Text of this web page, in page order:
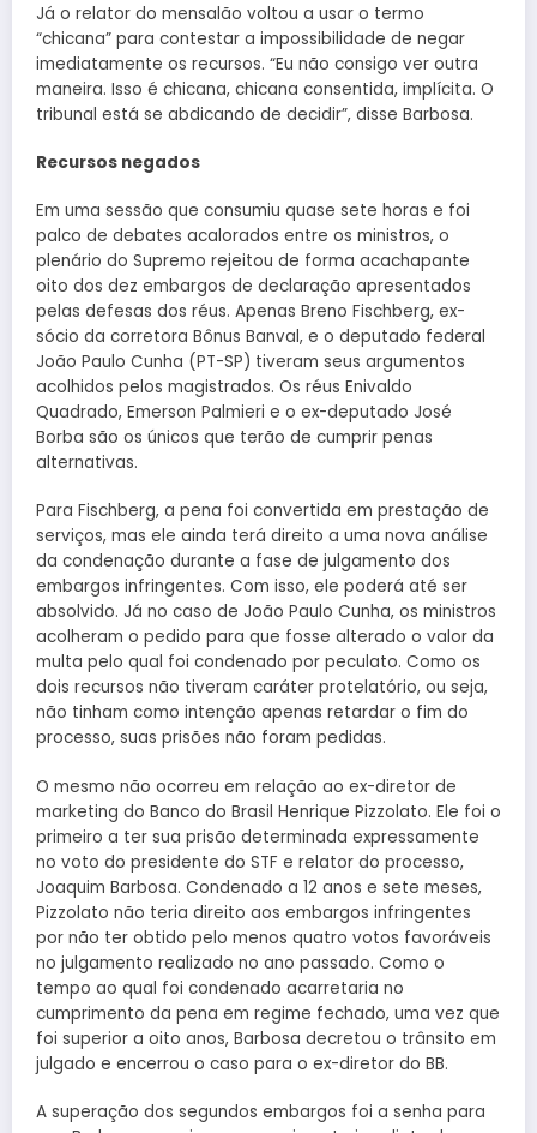
Já o relator do mensalão voltou a usar o termo
“chicana” para contestar a impossibilidade de negar
imediatamente os recursos. “Eu não consigo ver outra
maneira. Isso é chicana, chicana consentida, implícita. O
tribunal está se abdicando de decidir”, disse Barbosa.
Recursos negados
Em uma sessão que consumiu quase sete horas e foi
palco de debates acalorados entre os ministros, o
plenário do Supremo rejeitou de forma acachapante
oito dos dez embargos de declaração apresentados
pelas defesas dos réus. Apenas Breno Fischberg, ex-
sócio da corretora Bônus Banval, e o deputado federal
João Paulo Cunha (PT-SP) tiveram seus argumentos
acolhidos pelos magistrados. Os réus Enivaldo
Quadrado, Emerson Palmieri e o ex-deputado José
Borba são os únicos que terão de cumprir penas
alternativas.
Para Fischberg, a pena foi convertida em prestação de
serviços, mas ele ainda terá direito a uma nova análise
da condenação durante a fase de julgamento dos
embargos infringentes. Com isso, ele poderá até ser
absolvido. Já no caso de João Paulo Cunha, os ministros
acolheram o pedido para que fosse alterado o valor da
multa pelo qual foi condenado por peculato. Como os
dois recursos não tiveram caráter protelatório, ou seja,
não tinham como intenção apenas retardar o fim do
processo, suas prisões não foram pedidas.
O mesmo não ocorreu em relação ao ex-diretor de
marketing do Banco do Brasil Henrique Pizzolato. Ele foi o
primeiro a ter sua prisão determinada expressamente
no voto do presidente do STF e relator do processo,
Joaquim Barbosa. Condenado a 12 anos e sete meses,
Pizzolato não teria direito aos embargos infringentes
por não ter obtido pelo menos quatro votos favoráveis
no julgamento realizado no ano passado. Como o
tempo ao qual foi condenado acarretaria no
cumprimento da pena em regime fechado, uma vez que
foi superior a oito anos, Barbosa decretou o trânsito em
julgado e encerrou o caso para o ex-diretor do BB.
A superação dos segundos embargos foi a senha para